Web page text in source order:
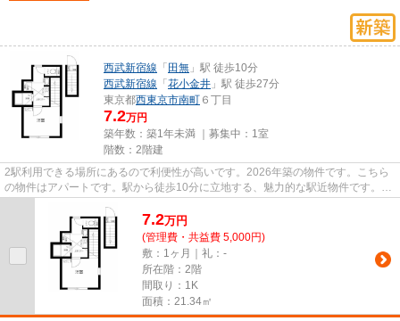
西武新宿線 「 田無 」駅 徒歩10分
西武新宿線 「 花小金井 」駅 徒歩27分
東京都西東京市南町 ６丁目
7.2万円
築年数：築1年未満 ｜募集中： 1室
階数：2階建
2駅利用できる場所にあるので利便性が高いです。2026年築の物件です。こちら
の物件はアパートです。駅から徒歩10分に立地する、魅力的な駅近物件です。お
7.2万円
(管理費・共益費 5,000円)
敷：1ヶ月｜礼：-
所在階：2階
間取り：1K
面積：21.34㎡